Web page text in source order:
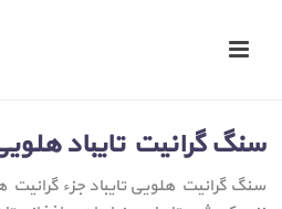
سنگ گرانیت تایباد
سنگ گرانیت هلویی تایباد جزء